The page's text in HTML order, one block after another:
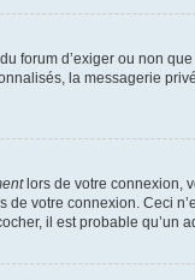
forum d’exiger ou non
la messagerie
lors de votre connexion,
votre connexion. Ceci
il est probable qu’un